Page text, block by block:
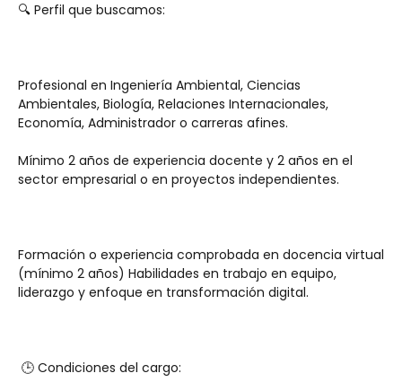
🔍 Perfil que buscamos:
Profesional en Ingeniería Ambiental, Ciencias
Ambientales, Biología, Relaciones Internacionales,
Economía, Administrador o carreras afines.
Mínimo 2 años de experiencia docente y 2 años en el
sector empresarial o en proyectos independientes.
Formación o experiencia comprobada en docencia virtual
(mínimo 2 años) Habilidades en trabajo en equipo,
liderazgo y enfoque en transformación digital.
🕒 Condiciones del cargo: